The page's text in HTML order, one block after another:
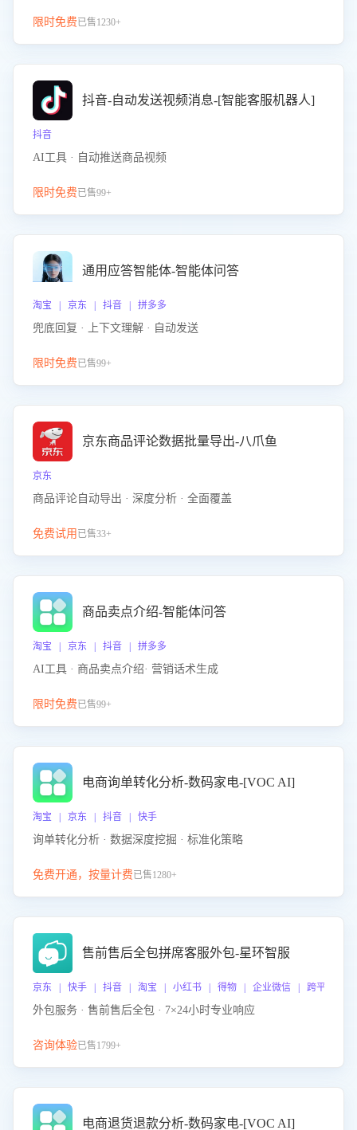
限时免费已售1230+
抖音-自动发送视频消息-[智能客服机器人]
抖音
AI工具 · 自动推送商品视频
限时免费已售99+
通用应答智能体-智能体问答
淘宝 | 京东 | 抖音 | 拼多多
兜底回复 · 上下文理解 · 自动发送
限时免费已售99+
京东商品评论数据批量导出-八爪鱼
京东
商品评论自动导出 · 深度分析 · 全面覆盖
免费试用 已售33+
商品卖点介绍-智能体问答
淘宝 | 京东 | 抖音 | 拼多多
AI工具 · 商品卖点介绍· 营销话术生成
限时免费已售99+
电商询单转化分析-数码家电-[VOC AI]
淘宝 | 京东 | 抖音 | 快手
询单转化分析 · 数据深度挖掘 · 标准化策略
免费开通，按量计费已售1280+
售前售后全包拼席客服外包-星环智服
京东 | 快手 | 抖音 | 淘宝 | 小红书 | 得物 | 企业微信 | 跨平台
外包服务 · 售前售后全包 · 7×24小时专业响应
咨询体验已售1799+
电商退货退款分析-数码家电-[VOC AI]